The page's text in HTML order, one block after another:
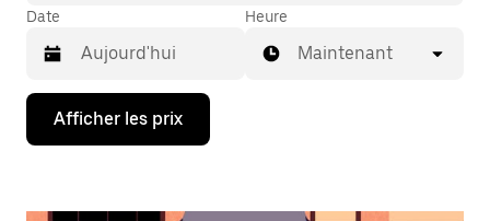
Date
Appuyez
la
Heure
Maintenant
Afficher les prix